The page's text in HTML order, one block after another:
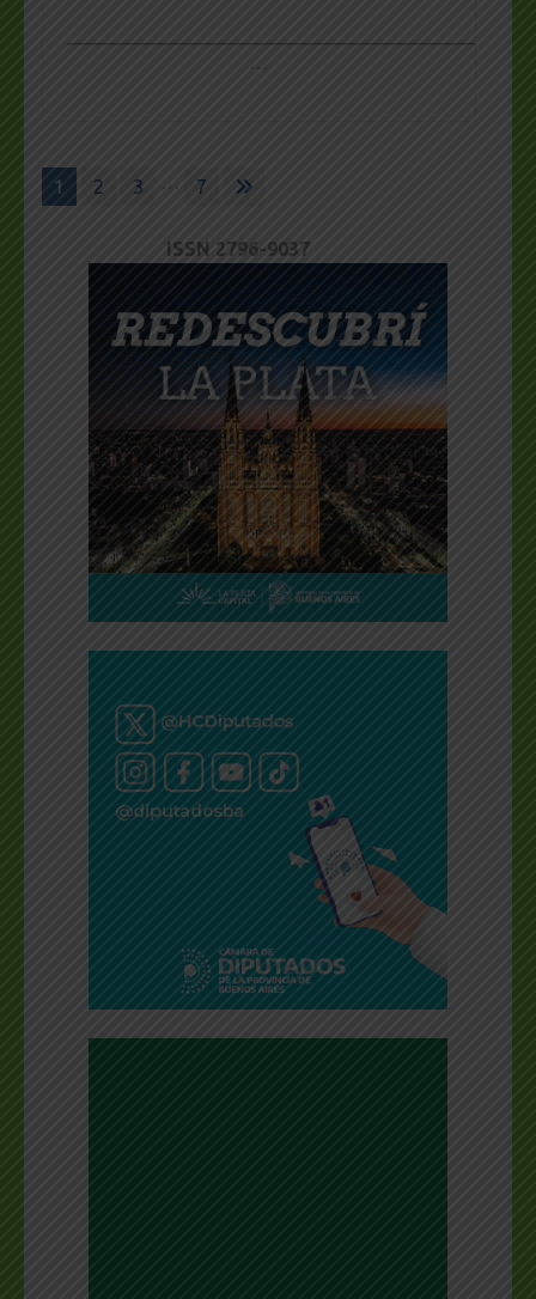
…
Paginación
de
1 2 3 … 7
ISSN 2796-9037